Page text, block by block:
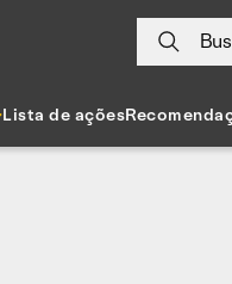
Lista de ações